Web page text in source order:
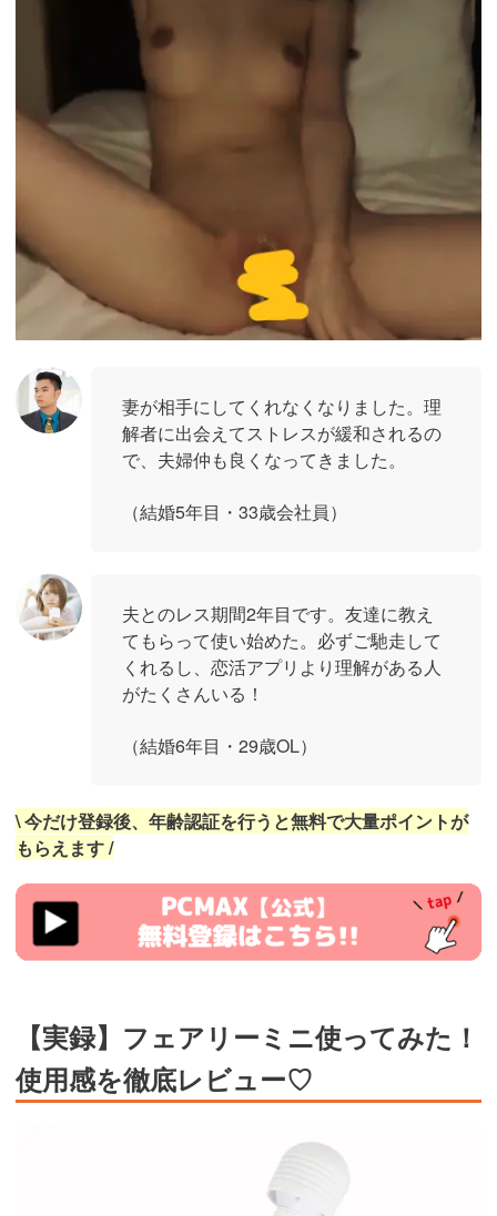
妻が相手にしてくれなくなりました。理
解者に出会えてストレスが緩和されるの
で、夫婦仲も良くなってきました。
（結婚5年目・33歳会社員）
夫とのレス期間2年目です。友達に教え
てもらって使い始めた。必ずご馳走して
くれるし、恋活アプリより理解がある人
がたくさんいる！
（結婚6年目・29歳OL）
\ 今だけ登録後、年齢認証を行うと無料で大量ポイントが
もらえます /
https://pcmax.jp/lp/?
ad_id=rm327007
【実録】フェアリーミニ使ってみた！
使用感を徹底レビュー♡
lurl=https%3A%2F%2Fwww.dmm.co.jp%2Fmono%2Fgoods%2F-
%2Fdetail%2F%3D%2Fcid%3Dvibrator0353so%2F&af_id=trip01-